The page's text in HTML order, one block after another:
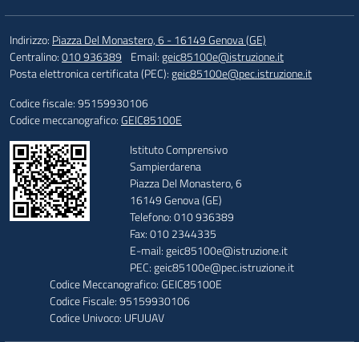
Indirizzo: Piazza Del Monastero, 6 - 16149 Genova (GE)
Centralino:010 936389 Email:geic85100e@istruzione.it
Posta elettronica certificata (PEC):geic85100e@pec.istruzione.it
Codice fiscale: 95159930106
Codice meccanografico:GEIC85100E
Istituto Comprensivo
Sampierdarena
Piazza Del Monastero, 6
16149 Genova (GE)
Telefono: 010 936389
Fax: 010 2344335
E-mail: geic85100e@istruzione.it
PEC: geic85100e@pec.istruzione.it
Codice Meccanografico: GEIC85100E
Codice Fiscale: 95159930106
Codice Univoco: UFUUAV